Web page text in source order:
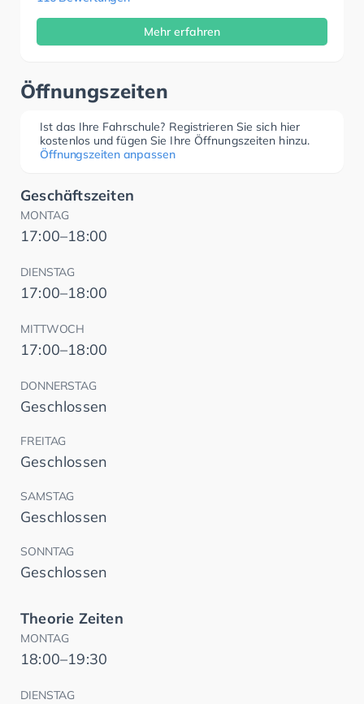
Mehr erfahren
Öffnungszeiten
Ist das Ihre Fahrschule? Registrieren Sie sich hier
kostenlos und fügen Sie Ihre Öffnungszeiten hinzu.
Öffnungszeiten anpassen
Geschäftszeiten
MONTAG
17:00–18:00
DIENSTAG
17:00–18:00
MITTWOCH
17:00–18:00
DONNERSTAG
Geschlossen
FREITAG
Geschlossen
SAMSTAG
Geschlossen
SONNTAG
Geschlossen
Theorie Zeiten
MONTAG
18:00–19:30
DIENSTAG